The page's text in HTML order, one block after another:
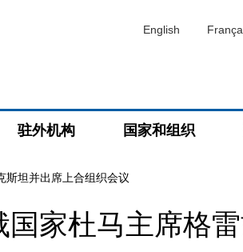
English
驻外机构 国家和组织
斯坦并出席上合组织会议
家杜马主席格